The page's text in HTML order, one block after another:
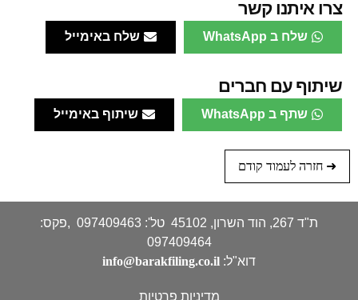
צרו איתנו קשר
שלח ב WhatsApp שלח באימייל
שיתוף עם חברים
שתף ב WhatsApp שיתוף באימייל
➜ חזרה לעמוד קודם
ת"ד 267, הוד השרון, 45102 טל': 097409463 ,פקס:
097409464
דוא"ל: info@barakfiling.co.il
מדיניות פרטיות